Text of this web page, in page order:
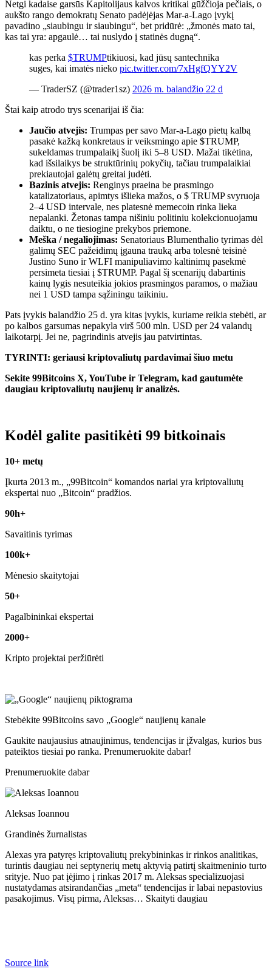
Netgi kadaise garsūs Kapitolijaus kalvos kritikai gūžčioja pečiais, o
aukšto rango demokratų Senato padėjėjas Mar-a-Lago įvykį
pavadino „siaubingu ir siaubingu“, bet pridūrė: „žmonės mato tai,
kas tai yra: apgaulė… tai nuslydo į statinės dugną“.
kas perka $TRUMPtikiuosi, kad jūsų santechnika
suges, kai imatės nieko pic.twitter.com/7xHgfQYY2V
— TraderSZ (@trader1sz) 2026 m. balandžio 22 d
Štai kaip atrodo trys scenarijai iš čia:
Jaučio atvejis: Trumpas per savo Mar-a-Lago pietų kalbą
pasakė kažką konkretaus ir veiksmingo apie $TRUMP,
sukeldamas trumpalaikį šuolį iki 5–8 USD. Mažai tikėtina,
kad išsilaikys be struktūrinių pokyčių, tačiau trumpalaikiai
prekiautojai galėtų greitai judėti.
Bazinis atvejis: Renginys praeina be prasmingo
katalizatoriaus, apimtys išlieka mažos, o $ TRUMP svyruoja
2–4 ​​USD intervale, nes platesnė memecoin rinka lieka
nepalanki. Žetonas tampa nišiniu politiniu kolekcionuojamu
daiktu, o ne tiesiogine prekybos priemone.
Meška / negaliojimas: Senatoriaus Blumenthalio tyrimas dėl
galimų SEC pažeidimų įgauna trauką arba tolesnė teisinė
Justino Suno ir WLFI manipuliavimo kaltinimų pasekmė
persimeta tiesiai į $TRUMP. Pagal šį scenarijų dabartinis
kainų lygis nesuteikia jokios prasmingos paramos, o mažiau
nei 1 USD tampa sąžiningu taikiniu.
Pats įvykis balandžio 25 d. yra kitas įvykis, kuriame reikia stebėti, ar
po kalbos garsumas nepakyla virš 500 mln. USD per 24 valandų
laikotarpį. Jei ne, pagrindinis atvejis jau patvirtintas.
TYRINTI: geriausi kriptovaliutų pardavimai šiuo metu
Sekite 99Bitcoins X, YouTube ir Telegram, kad gautumėte
daugiau kriptovaliutų naujienų ir analizės.
Kodėl galite pasitikėti 99 bitkoinais
10+ metų
Įkurta 2013 m., „99Bitcoin“ komandos nariai yra kriptovaliutų
ekspertai nuo „Bitcoin“ pradžios.
90h+
Savaitinis tyrimas
100k+
Mėnesio skaitytojai
50+
Pagalbininkai ekspertai
2000+
Kripto projektai peržiūrėti
Stebėkite 99Bitcoins savo „Google“ naujienų kanale
Gaukite naujausius atnaujinimus, tendencijas ir įžvalgas, kurios bus
pateiktos tiesiai po ranka. Prenumeruokite dabar!
Prenumeruokite dabar
Aleksas Ioannou
Grandinės žurnalistas
Alexas yra patyręs kriptovaliutų prekybininkas ir rinkos analitikas,
turintis daugiau nei septynerių metų aktyvią patirtį skaitmeninio turto
srityje. Nuo pat įėjimo į rinkas 2017 m. Aleksas specializuojasi
nustatydamas atsirandančias „meta“ tendencijas ir labai nepastovius
pasakojimus. Visų pirma, Aleksas… Skaityti daugiau
Source link